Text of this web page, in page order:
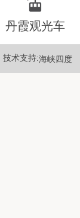
丹霞观光车
技术支持:海峡四度